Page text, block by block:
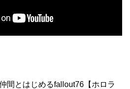
間とはじめるfallout76【ホロラ